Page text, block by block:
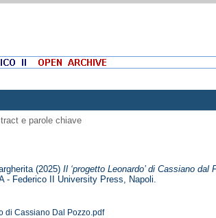
e parole chiave
(2025)Il ‘progetto Leonardo’ di Cassiano
- Federico II University Press, Napoli.
di Cassiano Dal Pozzo.pdf